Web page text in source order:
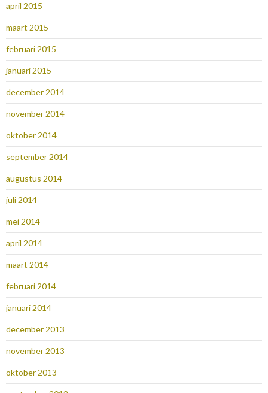
april 2015
maart 2015
februari 2015
januari 2015
december 2014
november 2014
oktober 2014
september 2014
augustus 2014
juli 2014
mei 2014
april 2014
maart 2014
februari 2014
januari 2014
december 2013
november 2013
oktober 2013